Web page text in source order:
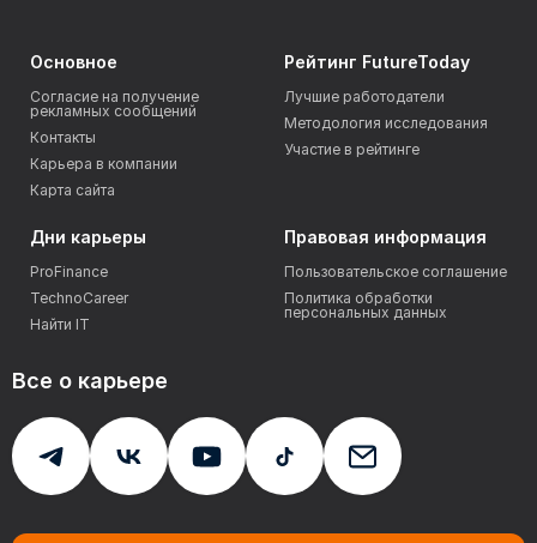
Все о карьере
Основное
Согласие на получение
рекламных сообщений
Контакты
Карьера в компании
Карта сайта
Рейтинг FutureToday
Лучшие работодатели
Методология исследования
Участие в рейтинге
Дни карьеры
ProFinance
TechnoCareer
Найти IT
Правовая информация
Пользовательское соглашение
Политика обработки
персональных данных